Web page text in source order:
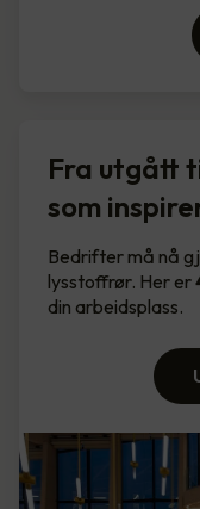
Fra utgått
som
Bedrifter må nå
lysstoffrør. Her er
din arbeidsplass.